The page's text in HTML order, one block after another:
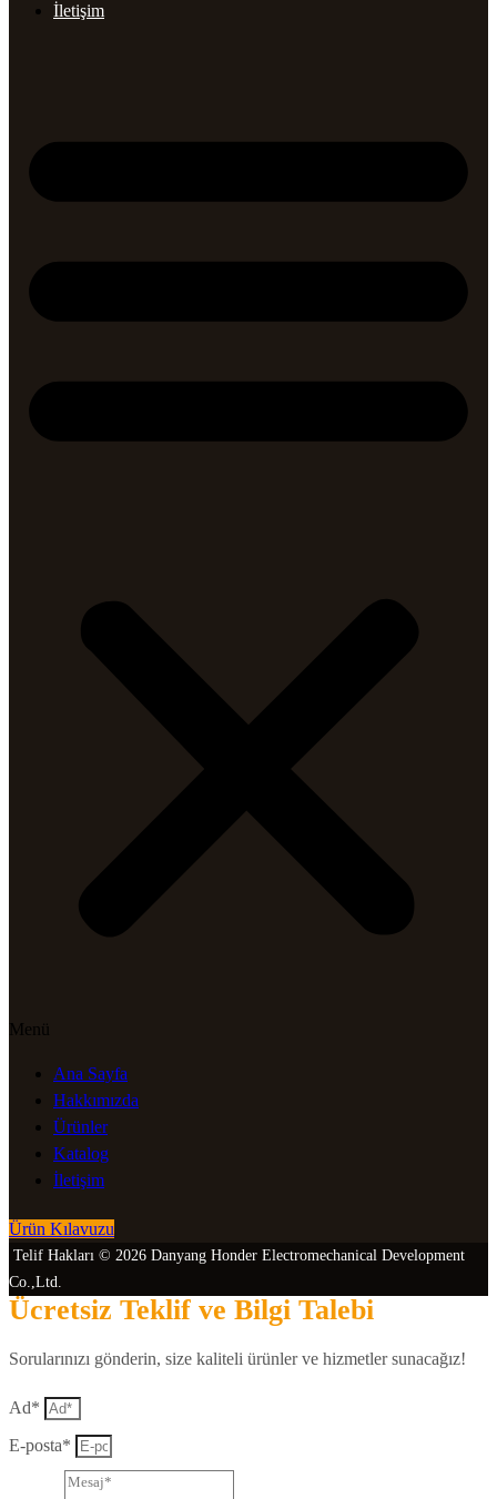
İletişim
Menü
Ana Sayfa
Hakkımızda
Ürünler
Katalog
İletişim
Ürün Kılavuzu
Telif Hakları © 2026 Danyang Honder Electromechanical Development
Co.,Ltd.
Ücretsiz Teklif ve Bilgi Talebi
Sorularınızı gönderin, size kaliteli ürünler ve hizmetler sunacağız!
Ad*
E-posta*